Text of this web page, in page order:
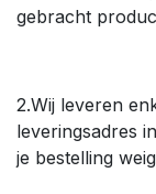
gebracht
2.Wij leveren
leveringsadres
je bestelling